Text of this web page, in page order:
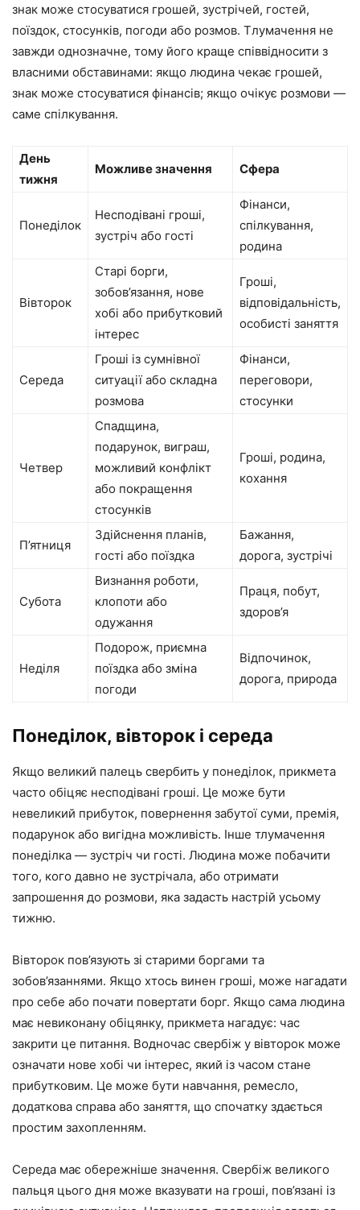
знак може стосуватися грошей, зустрічей, гостей,
поїздок, стосунків, погоди або розмов. Тлумачення не
завжди однозначне, тому його краще співвідносити з
власними обставинами: якщо людина чекає грошей,
знак може стосуватися фінансів; якщо очікує розмови —
саме спілкування.
День
тижня
Можливе значення Сфера
Понеділок
Несподівані гроші,
зустріч або гості
Фінанси,
спілкування,
родина
Вівторок
Старі борги,
зобов’язання, нове
хобі або прибутковий
інтерес
Гроші,
відповідальність,
особисті заняття
Середа
Гроші із сумнівної
ситуації або складна
розмова
Фінанси,
переговори,
стосунки
Четвер
Спадщина,
подарунок, виграш,
можливий конфлікт
або покращення
стосунків
Гроші, родина,
кохання
П’ятниця
Здійснення планів,
гості або поїздка
Бажання,
дорога, зустрічі
Субота
Визнання роботи,
клопоти або
одужання
Праця, побут,
здоров’я
Неділя
Подорож, приємна
поїздка або зміна
погоди
Відпочинок,
дорога, природа
Понеділок, вівторок і середа
Якщо великий палець свербить у понеділок, прикмета
часто обіцяє несподівані гроші. Це може бути
невеликий прибуток, повернення забутої суми, премія,
подарунок або вигідна можливість. Інше тлумачення
понеділка — зустріч чи гості. Людина може побачити
того, кого давно не зустрічала, або отримати
запрошення до розмови, яка задасть настрій усьому
тижню.
Вівторок пов’язують зі старими боргами та
зобов’язаннями. Якщо хтось винен гроші, може нагадати
про себе або почати повертати борг. Якщо сама людина
має невиконану обіцянку, прикмета нагадує: час
закрити це питання. Водночас свербіж у вівторок може
означати нове хобі чи інтерес, який із часом стане
прибутковим. Це може бути навчання, ремесло,
додаткова справа або заняття, що спочатку здається
простим захопленням.
Середа має обережніше значення. Свербіж великого
пальця цього дня може вказувати на гроші, пов’язані із